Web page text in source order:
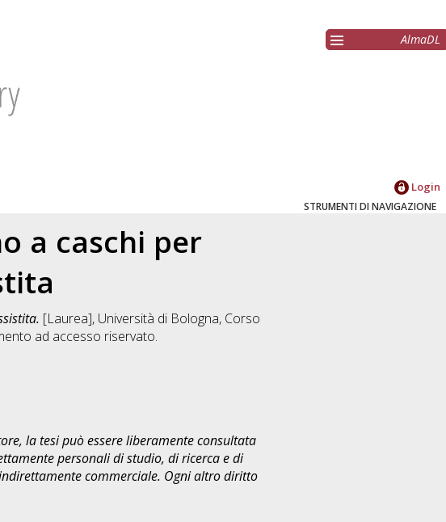
AlmaDL
Login
STRUMENTI DI NAVIGAZIONE
a caschi per
[Laurea], Università di Bologna, Corso
ad accesso riservato.
la tesi può essere liberamente consultata
personali di studio, di ricerca e di
commerciale. Ogni altro diritto